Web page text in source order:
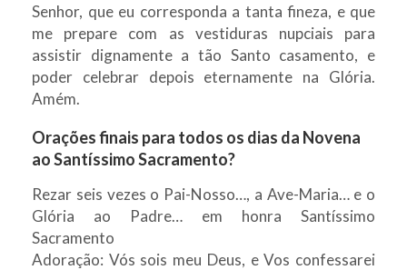
Senhor, que eu corresponda a tanta fineza, e que
me prepare com as vestiduras nupciais para
assistir dignamente a tão Santo casamento, e
poder celebrar depois eternamente na Glória.
Amém.
Orações finais para todos os dias da Novena
ao Santíssimo Sacramento?
Rezar seis vezes o Pai-Nosso…, a Ave-Maria… e o
Glória ao Padre… em honra Santíssimo
Sacramento
Adoração: Vós sois meu Deus, e Vos confessarei